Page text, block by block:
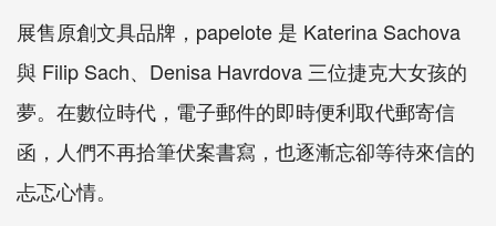
展售原創文具品牌，papelote 是 Katerina Sachova
與 Filip Sach、Denisa Havrdova 三位捷克大女孩的
夢。在數位時代，電子郵件的即時便利取代郵寄信
函，人們不再拾筆伏案書寫，也逐漸忘卻等待來信的
忐忑心情。